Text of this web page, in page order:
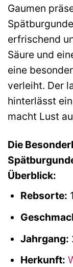
Gaumen
erfrischend
Säure und
eine
verleiht. Der
hinterlässt
macht Lust
Die
Überblick:
Rebsorte:
Jahrgang:
Herkunft: